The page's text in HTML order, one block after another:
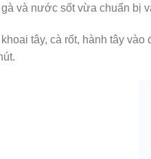
và nước sốt vừa chuẩn bị
tây, cà rốt, hành tây